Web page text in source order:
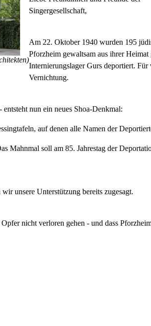
Singergesellschaft,
Am 22. Oktober 1940 wurden 195
Pforzheim gewaltsam aus ihrer Heimat
Internierungslager Gurs deportiert.
Vernichtung.
nun ein neues Shoa-Denkmal:
auf denen alle Namen der
Mahnmal soll am 85. Jahrestag der
unsere Unterstützung bereits zugesagt.
nicht verloren gehen - und dass